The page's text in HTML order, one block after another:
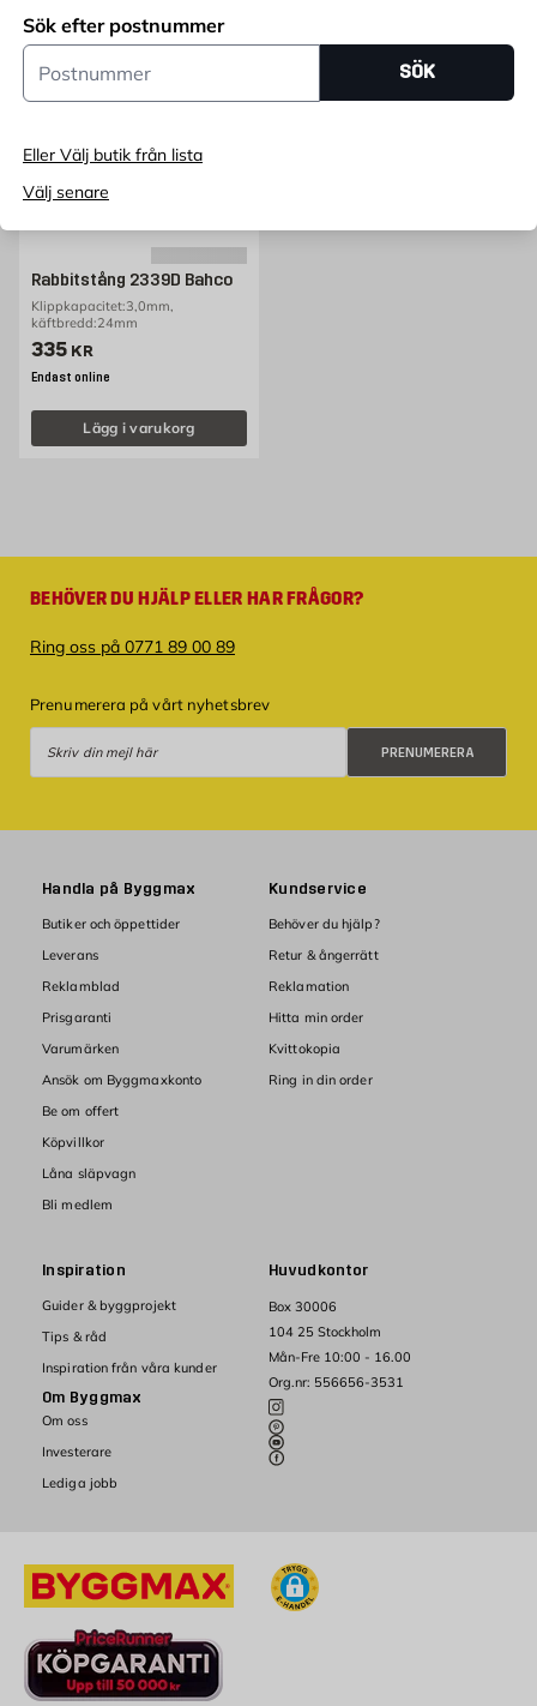
Sök efter postnummer
Postnummer
SÖK
Eller Välj butik från lista
Välj senare
Rabbitstång 2339D Bahco
Klippkapacitet:3,0mm,
käftbredd:24mm
Pris 335 kr
335 KR
Endast online
Lägg i varukorg
BEHÖVER DU HJÄLP ELLER HAR FRÅGOR?
Ring oss på 0771 89 00 89
Prenumerera på vårt nyhetsbrev
PRENUMERERA
Huvudkontor
Box 30006
104 25 Stockholm
Mån-Fre 10:00 - 16.00
Org.nr: 556656-3531
Handla på Byggmax
Butiker och öppettider
Leverans
Reklamblad
Prisgaranti
Varumärken
Ansök om Byggmaxkonto
Be om offert
Köpvillkor
Låna släpvagn
Bli medlem
Kundservice
Behöver du hjälp?
Retur & ångerrätt
Reklamation
Hitta min order
Kvittokopia
Ring in din order
Inspiration
Guider & byggprojekt
Tips & råd
Inspiration från våra kunder
Om Byggmax
Om oss
Investerare
Lediga jobb